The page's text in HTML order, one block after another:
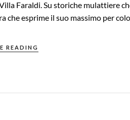
Faraldi. Su storiche mulattiere
che esprime il suo massimo per
READING